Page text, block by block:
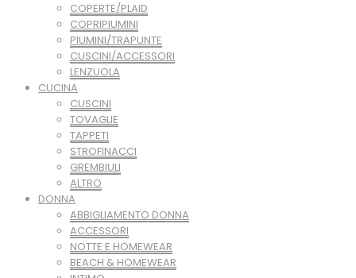
COPERTE/PLAID
COPRIPIUMINI
PIUMINI/TRAPUNTE
CUSCINI/ACCESSORI
LENZUOLA
CUCINA
CUSCINI
TOVAGLIE
TAPPETI
STROFINACCI
GREMBIULI
ALTRO
DONNA
ABBIGLIAMENTO DONNA
ACCESSORI
NOTTE E HOMEWEAR
BEACH & HOMEWEAR